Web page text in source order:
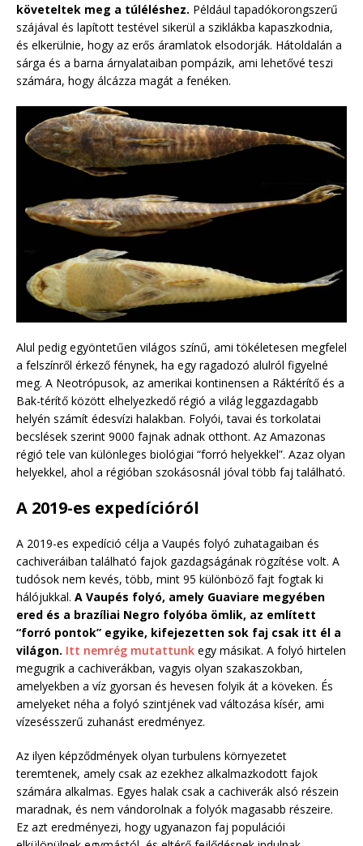
követeltek meg a túléléshez. Például tapadókorongszerű
szájával és lapított testével sikerül a sziklákba kapaszkodnia,
és elkerülnie, hogy az erős áramlatok elsodorják. Hátoldalán a
sárga és a barna árnyalataiban pompázik, ami lehetővé teszi
számára, hogy álcázza magát a fenéken.
Alul pedig egyöntetűen világos színű, ami tökéletesen megfelel
a felszínről érkező fénynek, ha egy ragadozó alulról figyelné
meg. A Neotrópusok, az amerikai kontinensen a Ráktérítő és a
Bak-térítő között elhelyezkedő régió a világ leggazdagabb
helyén számít édesvízi halakban. Folyói, tavai és torkolatai
becslések szerint 9000 fajnak adnak otthont. Az Amazonas
régió tele van különleges biológiai “forró helyekkel”. Azaz olyan
helyekkel, ahol a régióban szokásosnál jóval több faj található.
A 2019-es expedícióról
A 2019-es expedíció célja a Vaupés folyó zuhatagaiban és
cachiveráiban található fajok gazdagságának rögzítése volt. A
tudósok nem kevés, több, mint 95 különböző fajt fogtak ki
hálójukkal. A Vaupés folyó, amely Guaviare megyében
ered és a brazíliai Negro folyóba ömlik, az említett
“forró pontok” egyike, kifejezetten sok faj csak itt él a
világon. Itt nemrég mutattunk egy másikat. A folyó hirtelen
megugrik a cachiverákban, vagyis olyan szakaszokban,
amelyekben a víz gyorsan és hevesen folyik át a köveken. És
amelyeket néha a folyó szintjének vad változása kísér, ami
vízesésszerű zuhanást eredményez.
Az ilyen képződmények olyan turbulens környezetet
teremtenek, amely csak az ezekhez alkalmazkodott fajok
számára alkalmas. Egyes halak csak a cachiverák alsó részein
maradnak, és nem vándorolnak a folyók magasabb részeire.
Ez azt eredményezi, hogy ugyanazon faj populációi